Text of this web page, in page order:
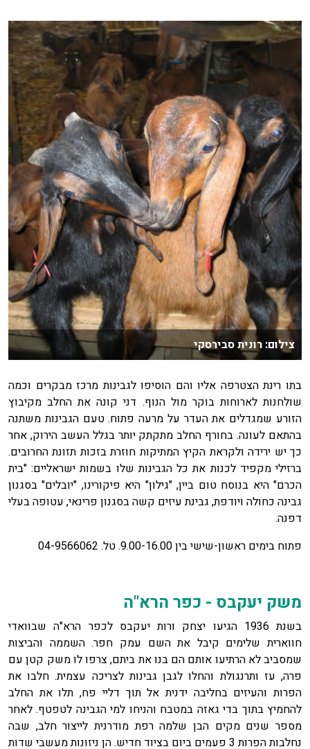
צילום: רונית סבירסקי
בתו רינת הצטרפה אליו והם הוסיפו לגבינות מרכז מבקרים וכמה
שולחנות לארוחות בוקר מול הנוף. דני קונה את החלב מקיבוץ
הזורע שמגדלים את העדר על מרעה פתוח. טעם הגבינות משתנה
בהתאם לעונה. בחורף החלב מתקתק יותר בגלל העשב הירוק, אחר
כך יש ירידה ולקראת הקיץ המתיקות חוזרת בזכות תזונת החרובים.
ברזילי מקפיד לכנות את כל הגבינות שלו בשמות ישראליים: "בית
הכרם" היא בנוסח טום ביין, "גילון" היא פיקורינו, "יובלים" בסגנון
גבינה כחולה ויודפת, גבינת עיזים קשה בסגנון פרינאי, עטופה בעלי
דפנה.
פתוח בימים ראשון-שישי בין 9.00-16.00. טל. 04-9566062
משק יעקבס - כפר הרא"ה
בשנת 1936 הגיעו יצחק ורות יעקבס לכפר הרא"ה שבוואדי
חווארית שלימים קיבל את השם עמק חפר. השממה והביצות
שמסביב לא הרתיעו אותם הם בנו את ביתם, צרפו לו משק קטן עם
פרה, עז ותרנגולת והחלו לגבן גבינות לצריכה עצמית. חלבו את
הפרות והעיזים בחליבה ידנית אל תוך דליי פח, תלו את החלב
להחמיץ בתוך בדי גאזה במטבח והניחו למי הגבינה לטפטף. לאחר
מספר שנים מקים הבן שלמה רפת מודרנית לייצור חלב, שבה
נחלבות הפרות 3 פעמים ביום בציוד חדיש. הן ניזונות מעשבי שדות